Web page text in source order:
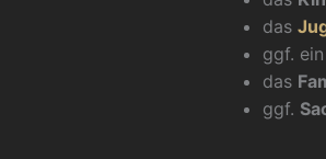
das
ggf. ein
das
ggf.